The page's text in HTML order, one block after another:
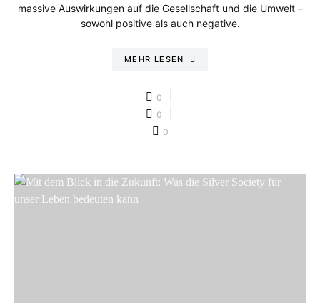
massive Auswirkungen auf die Gesellschaft und die Umwelt –
sowohl positive als auch negative.
MEHR LESEN
0
0
0